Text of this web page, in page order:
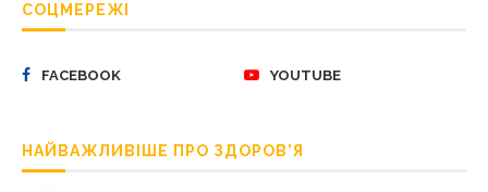
СОЦМЕРЕЖІ
FACEBOOK YOUTUBE
НАЙВАЖЛИВІШЕ ПРО ЗДОРОВ’Я